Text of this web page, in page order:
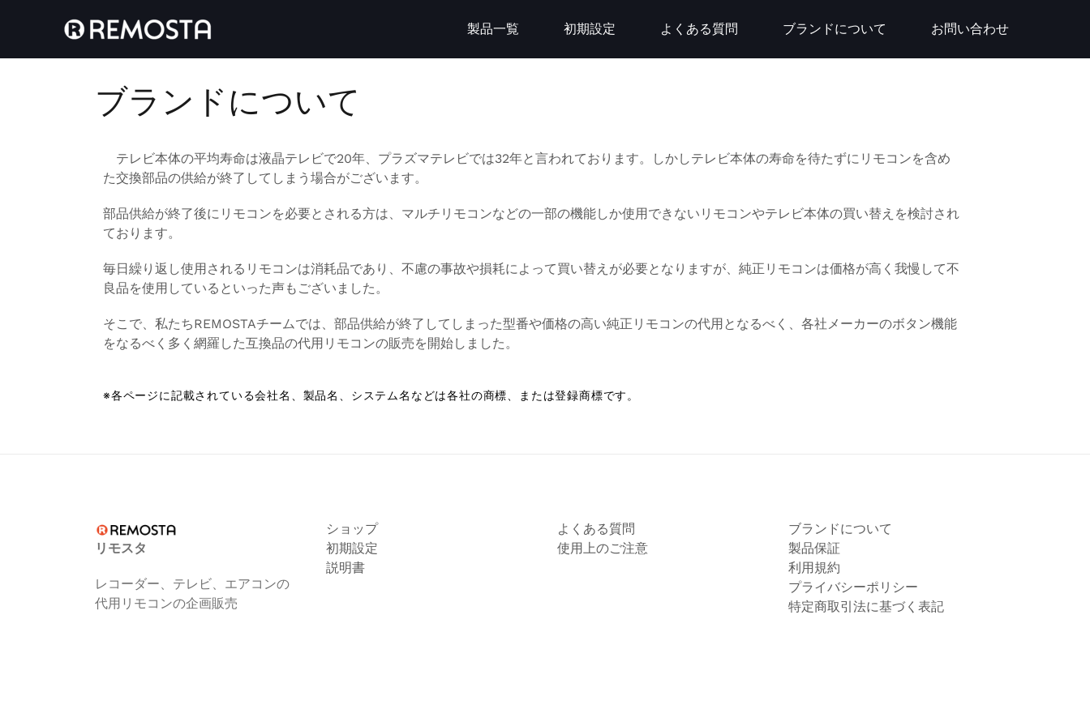
製品一覧 初期設定 よくある質問 ブランドについて お問い合わせ
ブランドについて
テレビ本体の平均寿命は液晶テレビで20年、プラズマテレビでは32年と言われております。しかしテレビ本体の寿命を待たずにリモコンを含め
た交換部品の供給が終了してしまう場合がございます。
部品供給が終了後にリモコンを必要とされる方は、マルチリモコンなどの一部の機能しか使用できないリモコンやテレビ本体の買い替えを検討され
ております。
毎日繰り返し使用されるリモコンは消耗品であり、不慮の事故や損耗によって買い替えが必要となりますが、純正リモコンは価格が高く我慢して不
良品を使用しているといった声もございました。
そこで、私たちREMOSTAチームでは、部品供給が終了してしまった型番や価格の高い純正リモコンの代用となるべく、各社メーカーのボタン機能
をなるべく多く網羅した互換品の代用リモコンの販売を開始しました。
※各ページに記載されている会社名、製品名、システム名などは各社の商標、または登録商標です。
リモスタ
レコーダー、テレビ、エアコンの
代用リモコンの企画販売
ショップ
初期設定
説明書
よくある質問
使用上のご注意
ブランドについて
製品保証
利用規約
プライバシーポリシー
特定商取引法に基づく表記